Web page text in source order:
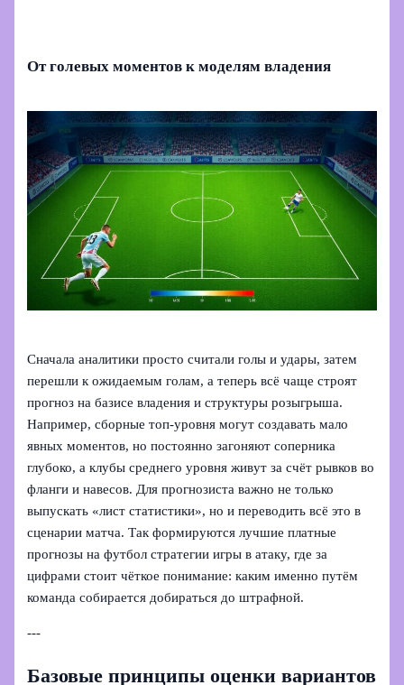
От голевых моментов к моделям владения
Сначала аналитики просто считали голы и удары, затем
перешли к ожидаемым голам, а теперь всё чаще строят
прогноз на базисе владения и структуры розыгрыша.
Например, сборные топ-уровня могут создавать мало
явных моментов, но постоянно загоняют соперника
глубоко, а клубы среднего уровня живут за счёт рывков во
фланги и навесов. Для прогнозиста важно не только
выпускать «лист статистики», но и переводить всё это в
сценарии матча. Так формируются лучшие платные
прогнозы на футбол стратегии игры в атаку, где за
цифрами стоит чёткое понимание: каким именно путём
команда собирается добираться до штрафной.
---
Базовые принципы оценки вариантов